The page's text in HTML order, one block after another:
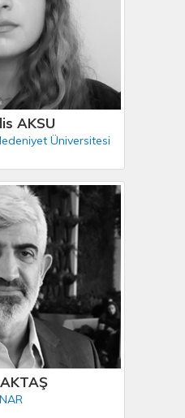
AKSU
Üniversitesi